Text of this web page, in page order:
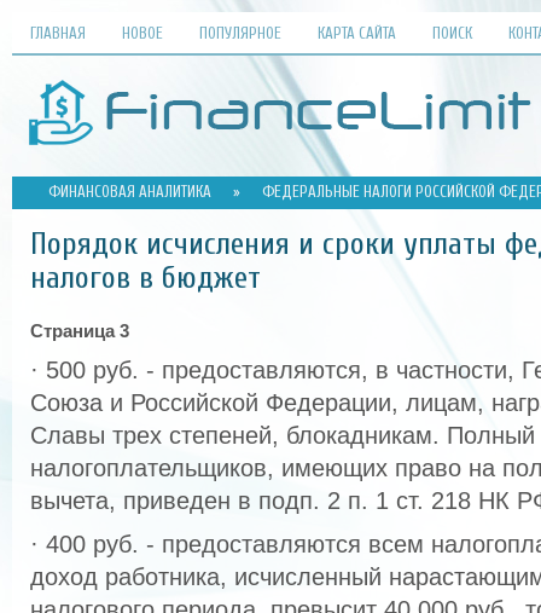
ГЛАВНАЯ НОВОЕ ПОПУЛЯРНОЕ КАРТА САЙТА ПОИСК
ФИНАНСОВАЯ АНАЛИТИКА » ФЕДЕРАЛЬНЫЕ НАЛОГИ РОССИЙСКОЙ
Порядок исчисления и сроки уплаты
налогов в бюджет
Страница 3
· 500 руб. - предоставляются, в частности,
Союза и Российской Федерации, лицам,
Славы трех степеней, блокадникам. Полный
налогоплательщиков, имеющих право на
вычета, приведен в подп. 2 п. 1 ст. 218 НК
· 400 руб. - предоставляются всем
доход работника, исчисленный